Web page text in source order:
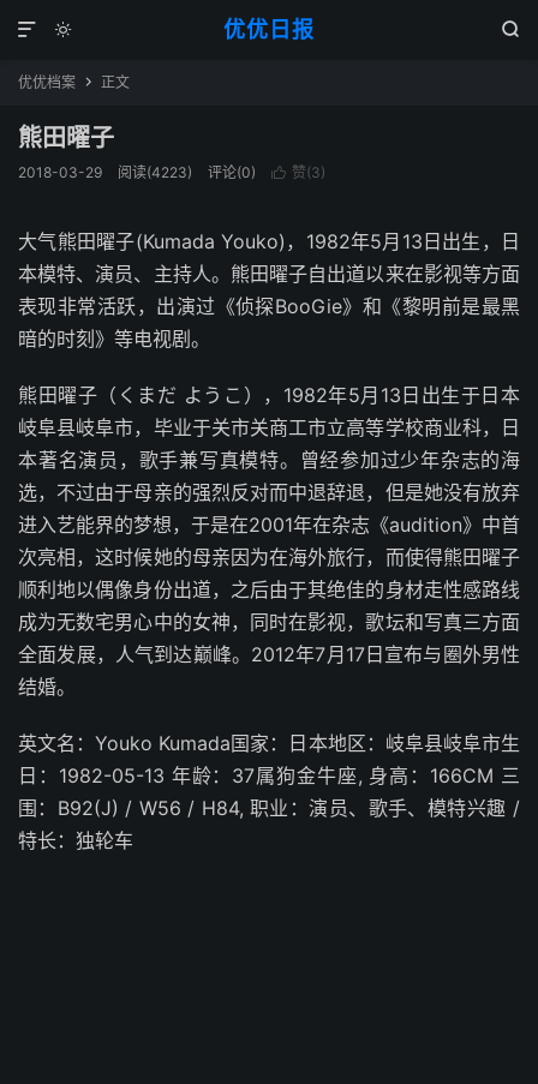
优优日报
 

优优档案  正文
熊田曜子
2018-03-29 阅读(4223) 评论(0)  赞(3)
大气熊田曜子(Kumada Youko)，1982年5月13日出生，日
本模特、演员、主持人。熊田曜子自出道以来在影视等方面
表现非常活跃，出演过《侦探BooGie》和《黎明前是最黑
暗的时刻》等电视剧。
熊田曜子（くまだ ようこ），1982年5月13日出生于日本
岐阜县岐阜市，毕业于关市关商工市立高等学校商业科，日
本著名演员，歌手兼写真模特。曾经参加过少年杂志的海
选，不过由于母亲的强烈反对而中退辞退，但是她没有放弃
进入艺能界的梦想，于是在2001年在杂志《audition》中首
次亮相，这时候她的母亲因为在海外旅行，而使得熊田曜子
顺利地以偶像身份出道，之后由于其绝佳的身材走性感路线
成为无数宅男心中的女神，同时在影视，歌坛和写真三方面
全面发展，人气到达巅峰。2012年7月17日宣布与圈外男性
结婚。
英文名：Youko Kumada国家：日本地区：岐阜县岐阜市生
日：1982-05-13 年龄：37属狗金牛座, 身高：166CM 三
围：B92(J) / W56 / H84, 职业：演员、歌手、模特兴趣 /
特长：独轮车